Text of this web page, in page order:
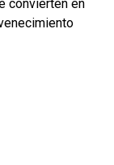
convierten en